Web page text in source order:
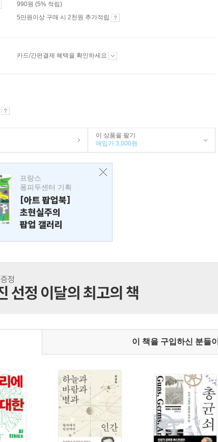
990원 (5% 적립)
5만원이상 구매 시 2천원 추가적립
카드/간편결제 혜택을 확인하세요
이 상품을 팔기
매입가 3,000원
프랑스
퐁피두센터 기획
[아트 팝업북]
초현실주의
팝업 갤러리
이 책을 구입하신 분들이